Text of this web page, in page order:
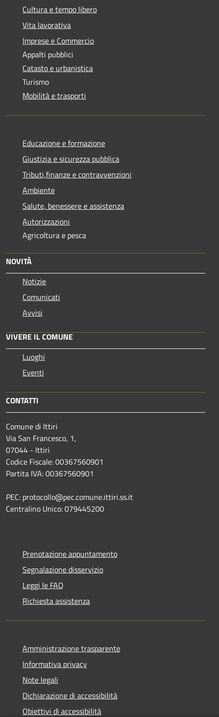
Cultura e tempo libero
Vita lavorativa
Imprese e Commercio
Appalti pubblici
Catasto e urbanistica
Turismo
Mobilità e trasporti
Educazione e formazione
Giustizia e sicurezza pubblica
Tributi,finanze e contravvenzioni
Ambiente
Salute, benessere e assistenza
Autorizzazioni
Agricoltura e pesca
NOVITÀ
Notizie
Comunicati
Avvisi
VIVERE IL COMUNE
Luoghi
Eventi
CONTATTI
Comune di Ittiri
Via San Francesco, 1,
07044 - Ittiri
Codice Fiscale: 00367560901
Partita IVA: 00367560901
PEC: protocollo@pec.comune.ittiri.ss.it
Centralino Unico: 079445200
Prenotazione appuntamento
Segnalazione disservizio
Leggi le FAQ
Richiesta assistenza
Amministrazione trasparente
Informativa privacy
Note legali
Dichiarazione di accessibilità
Obiettivi di accessibilità